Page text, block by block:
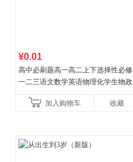
¥0.01
高中必刷题高一高二上下选择性必修
一二三语文数学英语物理化学生物政
教辅资料加入购物车 收藏